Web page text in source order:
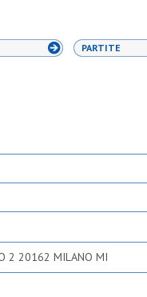
PARTITE
2 20162 MILANO MI